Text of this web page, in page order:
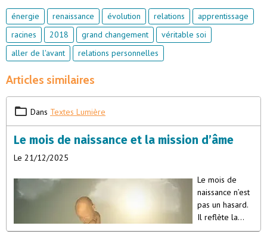
énergie renaissance évolution relations
apprentissage
racines
2018 grand changement
véritable soi
aller de l'avant
relations personnelles
Articles similaires
Dans Textes Lumière
Le mois de naissance et la mission d’âme
Le 21/12/2025
Le mois de
naissance n’est
pas un hasard.
Il reflète la
vibration que